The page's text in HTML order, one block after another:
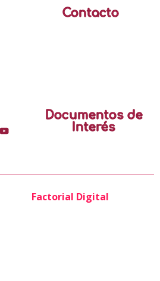
Contacto
Documentos de
Interés
Factorial Digital